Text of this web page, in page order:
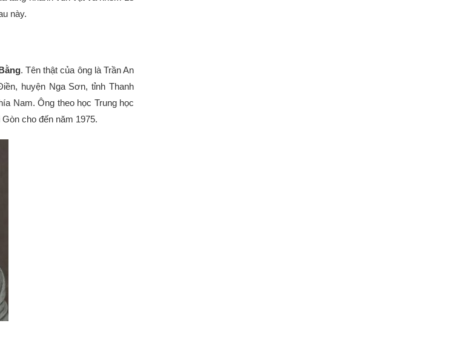
này.
. Tên thật của ông là Trần An
huyện Nga Sơn, tỉnh Thanh
Nam. Ông theo học Trung học
cho đến năm 1975.